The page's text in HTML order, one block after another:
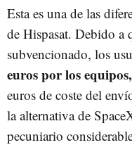
Esta es una de las
de Hispasat. Debido a
subvencionado, los
euros por los equipos,
euros de coste del
la alternativa de
pecuniario